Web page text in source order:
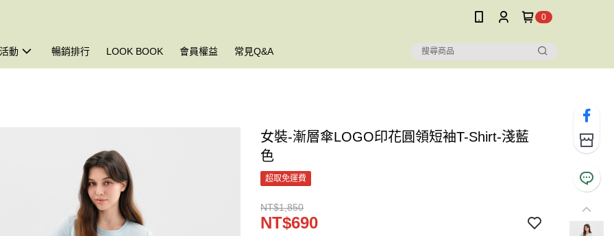
0
動 暢銷排行 LOOK BOOK 會員權益 常見Q&A
女裝-漸層傘LOGO印花圓領短袖T-Shirt-淺藍
色
超取免運費
NT$1,850
NT$690